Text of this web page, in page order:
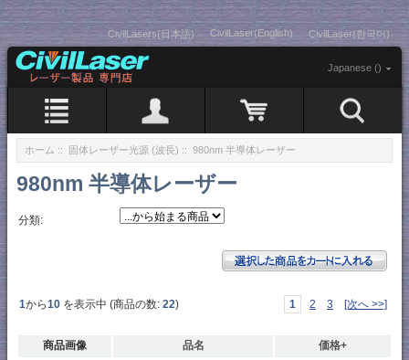
CivilLasers(日本語) CivilLaser(English) CivilLaser(한국어)
Japanese ()
ホーム :: 固体レーザー光源 (波長) :: 980nm 半導体レーザー
980nm 半導体レーザー
分類:
1から10 を表示中 (商品の数: 22) 1 2 3 [次へ >>]
商品画像 品名 価格+